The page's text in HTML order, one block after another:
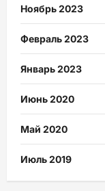
Ноябрь 2023
Февраль 2023
Январь 2023
Июнь 2020
Май 2020
Июль 2019